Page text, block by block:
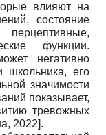
влияют на
состояние
функции.
негативно
школьника, его
значимости
показывает,
тревожных
2022].